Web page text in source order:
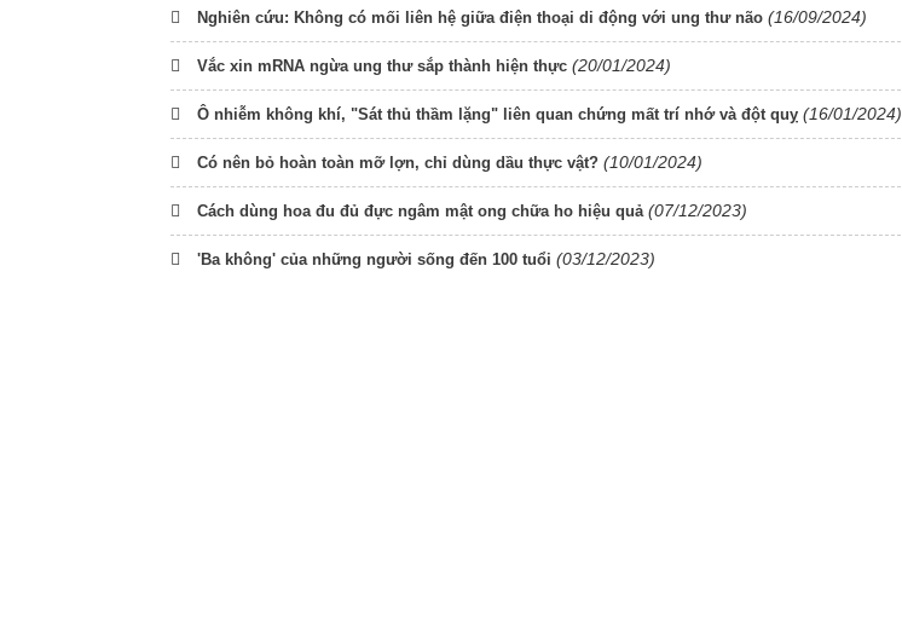
Nghiên cứu: Không có mối liên hệ giữa điện thoại di động với ung thư não (16/09/2024)
Vắc xin mRNA ngừa ung thư sắp thành hiện thực (20/01/2024)
Ô nhiễm không khí, "Sát thủ thầm lặng" liên quan chứng mất trí nhớ và đột quỵ (16/01/2024)
Có nên bỏ hoàn toàn mỡ lợn, chỉ dùng dầu thực vật? (10/01/2024)
Cách dùng hoa đu đủ đực ngâm mật ong chữa ho hiệu quả (07/12/2023)
'Ba không' của những người sống đến 100 tuổi (03/12/2023)